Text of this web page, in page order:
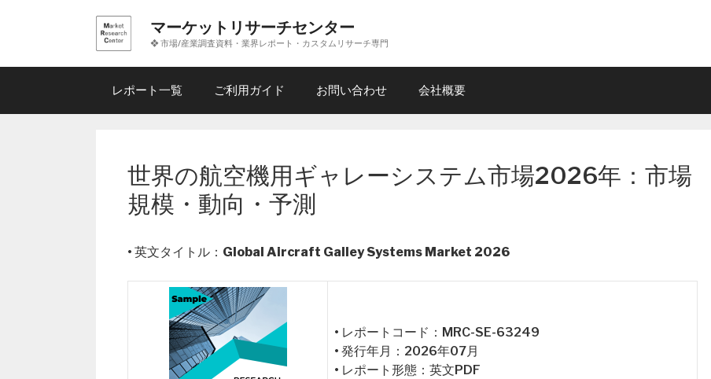
ン
マーケットリサーチセンター
❖ 市場/産業調査資料・業界レポート・カスタムリサーチ専門
レポート一覧 ご利用ガイド お問い合わせ 会社概要
世界の航空機用ギャレーシステム市場2026年：市場
規模・動向・予測
• 英文タイトル： Global Aircraft Galley Systems Market 2026
• レポートコード：MRC-SE-63249
• 発行年月：2026年07月
• レポート形態：英文PDF